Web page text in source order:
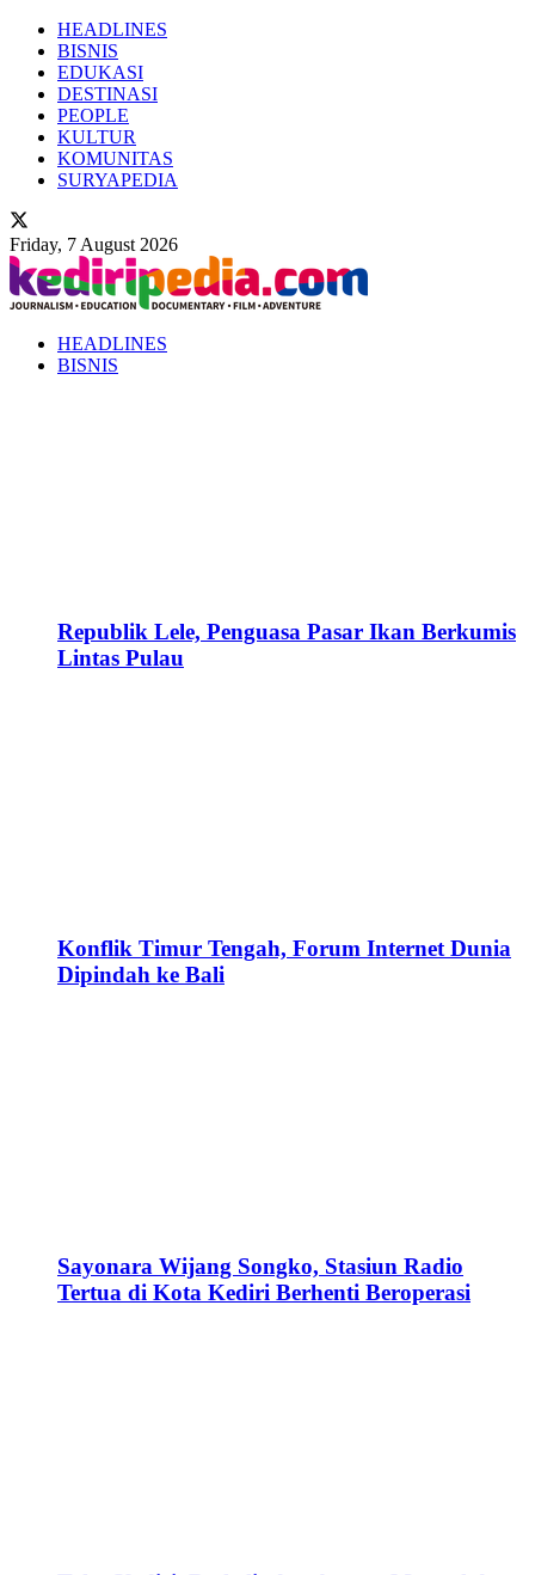
HEADLINES
BISNIS
EDUKASI
DESTINASI
PEOPLE
KULTUR
KOMUNITAS
SURYAPEDIA
Friday, 7 August 2026
HEADLINES
BISNIS
Republik Lele, Penguasa Pasar Ikan Berkumis
Lintas Pulau
Konflik Timur Tengah, Forum Internet Dunia
Dipindah ke Bali
Sayonara Wijang Songko, Stasiun Radio
Tertua di Kota Kediri Berhenti Beroperasi